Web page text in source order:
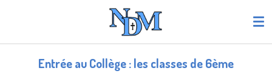
Entrée au Collège : les classes de 6ème